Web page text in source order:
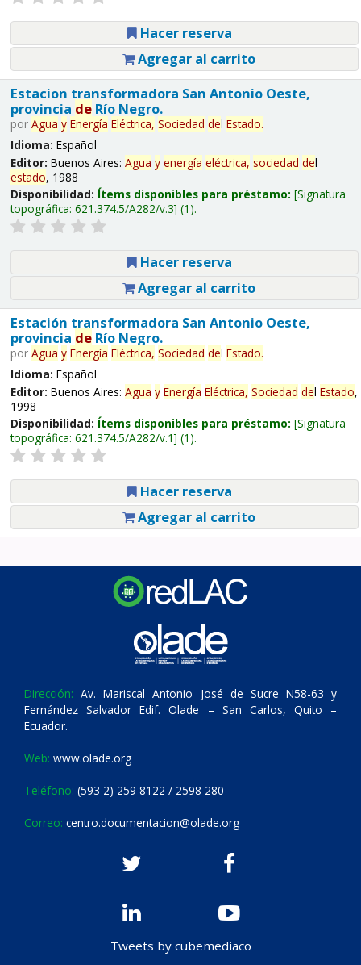
Hacer reserva
Agregar al carrito
Estacion transformadora San Antonio Oeste,
provincia deRío Negro.
por Agua y Energía Eléctrica, Sociedad del Estado.
Idioma: Español
Editor: Buenos Aires: Agua y energía eléctrica, sociedad del
estado, 1988
Disponibilidad: Ítems disponibles para préstamo: Signatura
topográfica: 621.374.5/A282/v.3 (1).
Hacer reserva
Agregar al carrito
Estación transformadora San Antonio Oeste,
provincia deRío Negro.
por Agua y Energía Eléctrica, Sociedad del Estado.
Idioma: Español
Editor: Buenos Aires: Agua y Energía Eléctrica, Sociedad del Estado,
1998
Disponibilidad: Ítems disponibles para préstamo: Signatura
topográfica: 621.374.5/A282/v.1 (1).
Hacer reserva
Agregar al carrito
Dirección: Av. Mariscal Antonio José de Sucre N58-63 y
Fernández Salvador Edif. Olade – San Carlos, Quito –
Ecuador.
Web: www.olade.org
Teléfono: (593 2) 259 8122 / 2598 280
Correo: centro.documentacion@olade.org
Tweets by cubemediaco